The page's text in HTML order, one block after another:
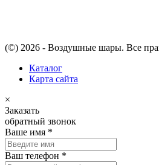
(©) 2026 - Воздушные шары. Все
Каталог
Карта сайта
×
Заказать
обратный звонок
Ваше имя *
Ваш телефон *